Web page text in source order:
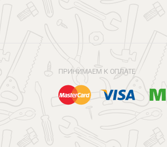
ПРИНИМАЕМ К ОПЛАТЕ